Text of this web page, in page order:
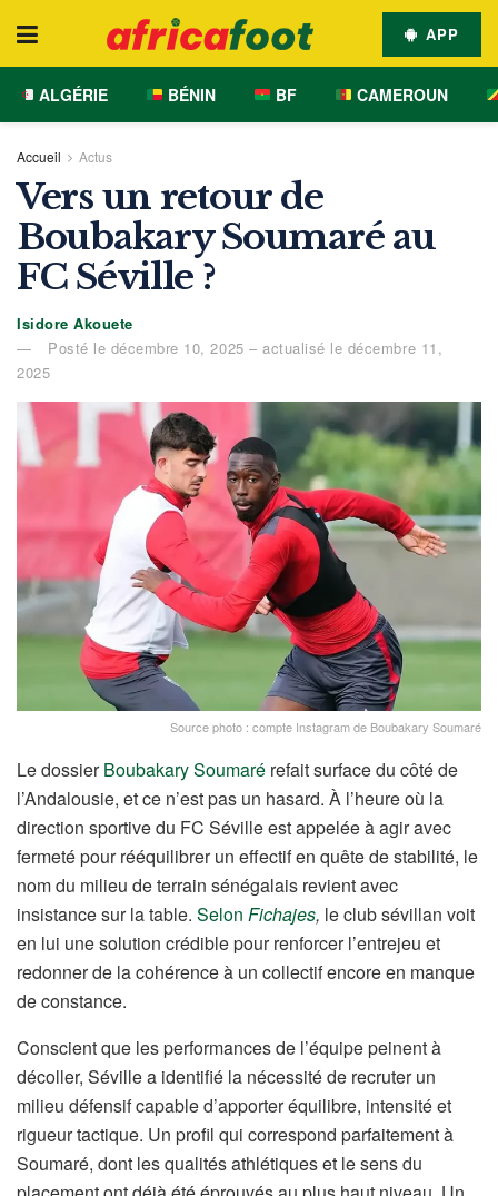
APP
ALGÉRIE BÉNIN BF CAMEROUN
Accueil Actus
Vers un retour de
Boubakary Soumaré au
FC Séville ?
Isidore Akouete
Posté le décembre 10, 2025 – actualisé le décembre 11,
2025
Source photo : compte Instagram de Boubakary Soumaré
Le dossierBoubakary Soumaré refait surface du côté de
l’Andalousie, et ce n’est pas un hasard. À l’heure où la
direction sportive du FC Séville est appelée à agir avec
fermeté pour rééquilibrer un effectif en quête de stabilité, le
nom du milieu de terrain sénégalais revient avec
insistance sur la table. Selon Fichajes, le club sévillan voit
en lui une solution crédible pour renforcer l’entrejeu et
redonner de la cohérence à un collectif encore en manque
de constance.
Conscient que les performances de l’équipe peinent à
décoller, Séville a identifié la nécessité de recruter un
milieu défensif capable d’apporter équilibre, intensité et
rigueur tactique. Un profil qui correspond parfaitement à
Soumaré, dont les qualités athlétiques et le sens du